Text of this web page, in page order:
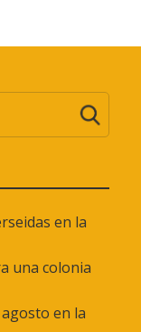
en la
una colonia
en la